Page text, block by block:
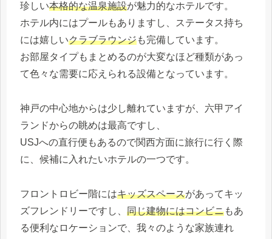
珍しい本格的な温泉施設が魅力的なホテルです。
ホテル内にはプールもありますし、ステータス持ち
には嬉しいクラブラウンジも完備しています。
お部屋タイプもまとめるのが大変なほど種類があっ
て色々な需要に応えられる設備となっています。
神戸の中心地からは少し離れていますが、六甲アイ
ランドからの眺めは最高ですし、
USJへの直行便もあるので関西方面に旅行に行く際
に、候補に入れたいホテルの一つです。
フロントロビー階にはキッズスペースがあってキッ
ズフレンドリーですし、 同じ建物にはコンビニもあ
る便利なロケーションで、我々のような家族連れ